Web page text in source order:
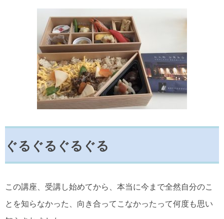
ぐるぐるぐるぐる
この講座、受講し始めてから、本当に今まで全然自分のこ
とを知らなかった、向き合ってこなかったって何度も思い